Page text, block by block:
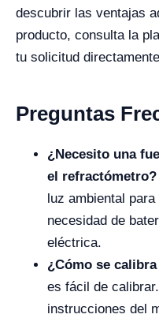
descubrir las ventajas
producto, consulta la
tu solicitud
Preguntas
¿Necesito una
el refractómetro?
luz ambiental
necesidad de
eléctrica.
¿Cómo se
es fácil de
instrucciones del